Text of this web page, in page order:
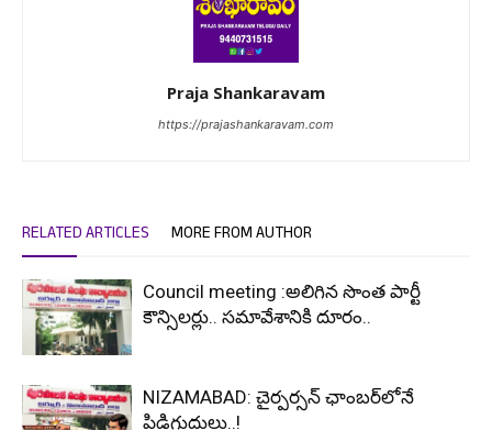
Praja Shankaravam
https://prajashankaravam.com
RELATED ARTICLES MORE FROM AUTHOR
Council meeting :అలిగిన సొంత పార్టీ
కౌన్సిలర్లు.. సమావేశానికి దూరం..
NIZAMABAD: చైర్పర్సన్ ఛాంబర్‌లోనే
పిడిగుద్దులు..!